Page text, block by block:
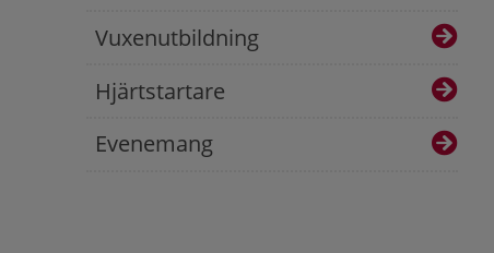
Vuxenutbildning
Hjärtstartare
Evenemang